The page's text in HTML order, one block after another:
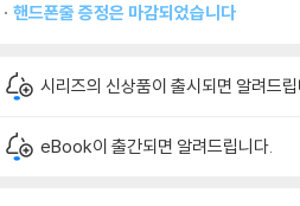
핸드폰줄 증정은 마감되었습니다
시리즈의 신상품이 출시되면 알려드
eBook이 출간되면 알려드립니다.